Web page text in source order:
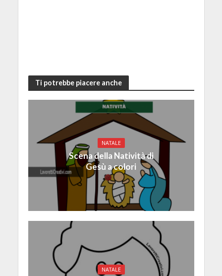
Ti potrebbe piacere anche
NATALE
Scena della Natività di
Gesù a colori
NATALE